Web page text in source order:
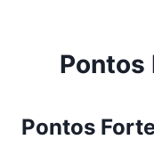
Pontos
Pontos